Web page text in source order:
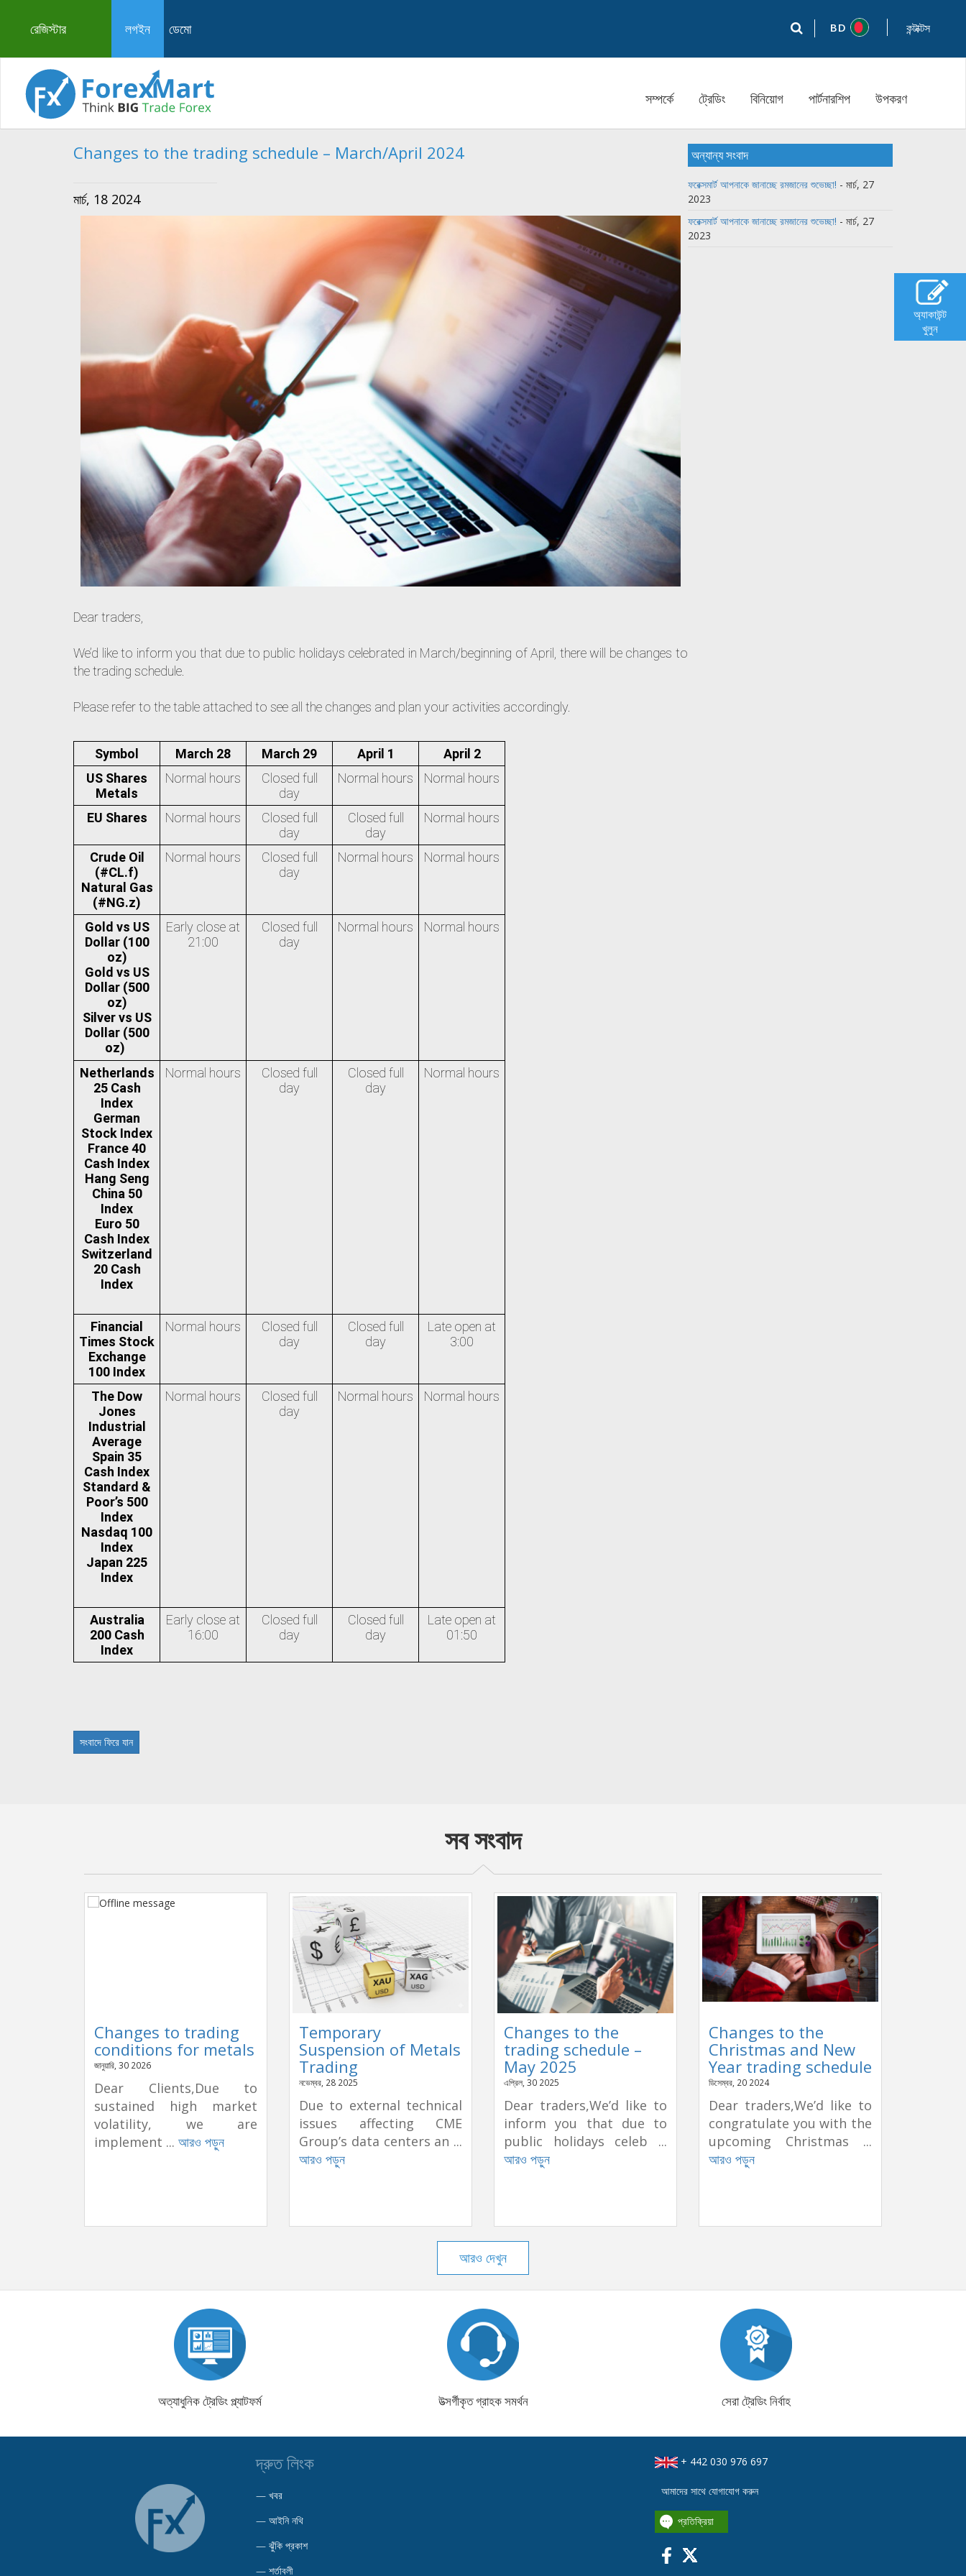
রেজিস্টার লগইন ডেমো BD কন্টাক্টস
সম্পর্কে ট্রেডিং বিনিয়োগ পার্টনারশিপ উপকরণ
Changes to the trading schedule – March/April 2024
মার্চ, 18 2024
Dear traders,
We’d like to inform you that due to public holidays celebrated in March/beginning of April, there will be changes to
the trading schedule.
Please refer to the table attached to see all the changes and plan your activities accordingly.
Symbol March 28 March 29 April 1
April 2
US Shares
Metals
Normal hours
Closed full
day
Normal hours Normal hours
EU Shares Normal hours
Closed full
day
Closed full
day
Normal hours
Crude Oil
(#CL.f)
Natural Gas
(#NG.z)
Normal hours
Closed full
day
Normal hours Normal hours
Gold vs US
Dollar (100
oz)
Gold vs US
Dollar (500
oz)
Silver vs US
Dollar (500
oz)
Early close at
21:00
Closed full
day
Normal hours Normal hours
Netherlands
25 Cash
Index
German
Stock Index
France 40
Cash Index
Hang Seng
China 50
Index
Euro 50
Cash Index
Switzerland
20 Cash
Index
Normal hours
Closed full
day
Closed full
day
Normal hours
Financial
Times Stock
Exchange
100 Index
Normal hours
Closed full
day
Closed full
day
Late open at
3:00
The Dow
Jones
Industrial
Average
Spain 35
Cash Index
Standard &
Poor’s 500
Index
Nasdaq 100
Index
Japan 225
Index
Normal hours
Closed full
day
Normal hours Normal hours
Australia
200 Cash
Index
Early close at
16:00
Closed full
day
Closed full
day
Late open at
01:50
সংবাদে ফিরে যান
অন্যান্য সংবাদ
ফরেক্সমার্ট আপনাকে জানাচ্ছে রমজানের শুভেচ্ছা! - মার্চ, 27
2023
ফরেক্সমার্ট আপনাকে জানাচ্ছে রমজানের শুভেচ্ছা! - মার্চ, 27
2023
সব সংবাদ
Changes to trading
conditions for metals
জানুয়ারি, 30 2026
Dear Clients,Due to
sustained high market
volatility, we are
implement ... আরও পড়ুন
Temporary
Suspension of Metals
Trading
নভেম্বর, 28 2025
Due to external technical
issues affecting CME
Group’s data centers an ...
আরও পড়ুন
Changes to the
trading schedule –
May 2025
এপ্রিল, 30 2025
Dear traders,We’d like to
inform you that due to
public holidays celeb ...
আরও পড়ুন
Changes to the
Christmas and New
Year trading schedule
ডিসেম্বর, 20 2024
Dear traders,We’d like to
congratulate you with the
upcoming Christmas ...
আরও পড়ুন
আরও দেখুন
অত্যাধুনিক ট্রেডিং প্ল্যাটফর্ম উত্সর্গীকৃত গ্রাহক সমর্থন সেরা ট্রেডিং নির্বাহ
দ্রুত লিংক
— খবর
— আইনি নথি
— ঝুঁকি প্রকাশ
— শর্তাবলী
+ 442 030 976 697
আমাদের সাথে যোগাযোগ করুন
প্রতিক্রিয়া
অ্যাকাউন্ট
খুলুন